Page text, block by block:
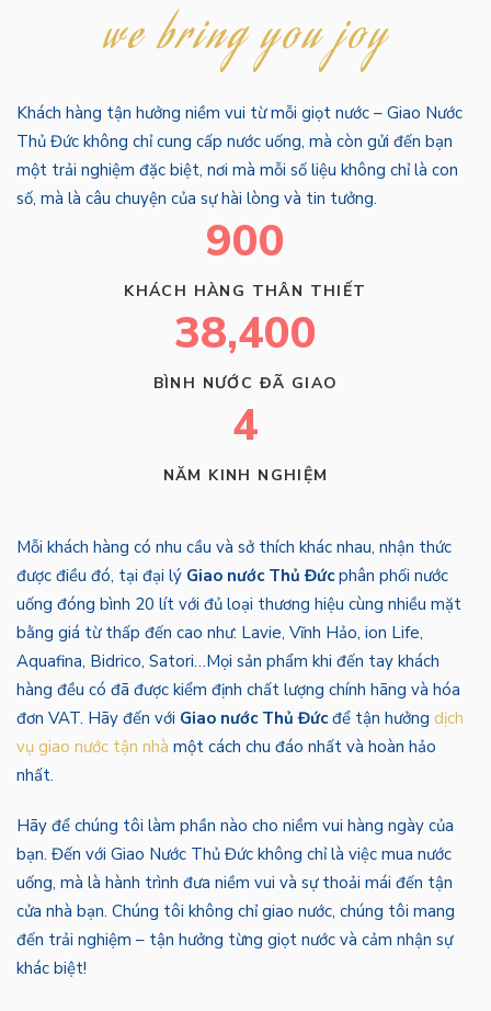
we bring you joy
Khách hàng tận hưởng niềm vui từ mỗi giọt nước – Giao Nước
Thủ Đức không chỉ cung cấp nước uống, mà còn gửi đến bạn
một trải nghiệm đặc biệt, nơi mà mỗi số liệu không chỉ là con
số, mà là câu chuyện của sự hài lòng và tin tưởng.
900
KHÁCH HÀNG THÂN THIẾT
38,400
BÌNH NƯỚC ĐÃ GIAO
4
NĂM KINH NGHIỆM
Mỗi khách hàng có nhu cầu và sở thích khác nhau, nhận thức
được điều đó, tại đại lý Giao nước Thủ Đức phân phối nước
uống đóng bình 20 lít với đủ loại thương hiệu cùng nhiều mặt
bằng giá từ thấp đến cao như: Lavie, Vĩnh Hảo, ion Life,
Aquafina, Bidrico, Satori…Mọi sản phẩm khi đến tay khách
hàng đều có đã được kiểm định chất lượng chính hãng và hóa
đơn VAT. Hãy đến với Giao nước Thủ Đức để tận hưởng dịch
vụ giao nước tận nhà một cách chu đáo nhất và hoàn hảo
nhất.
Hãy để chúng tôi làm phần nào cho niềm vui hàng ngày của
bạn. Đến với Giao Nước Thủ Đức không chỉ là việc mua nước
uống, mà là hành trình đưa niềm vui và sự thoải mái đến tận
cửa nhà bạn. Chúng tôi không chỉ giao nước, chúng tôi mang
đến trải nghiệm – tận hưởng từng giọt nước và cảm nhận sự
khác biệt!